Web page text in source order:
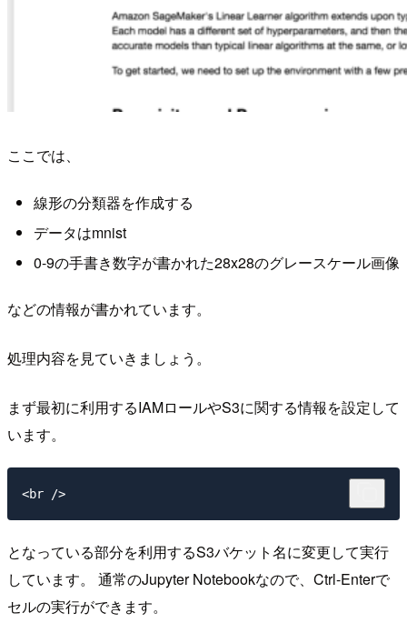
ここでは、
線形の分類器を作成する
データはmnist
0-9の手書き数字が書かれた28x28のグレースケール画像
などの情報が書かれています。
処理内容を見ていきましょう。
まず最初に利用するIAMロールやS3に関する情報を設定して
います。
<br />
となっている部分を利用するS3バケット名に変更して実行
しています。 通常のJupyter Notebookなので、Ctrl-Enterで
セルの実行ができます。